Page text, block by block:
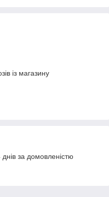
із магазину
за домовленістю